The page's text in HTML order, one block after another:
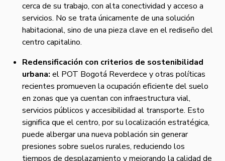
cerca de su trabajo, con alta conectividad y acceso a
servicios. No se trata únicamente de una solución
habitacional, sino de una pieza clave en el rediseño del
centro capitalino.
Redensificación con criterios de sostenibilidad
urbana: el POT Bogotá Reverdece y otras políticas
recientes promueven la ocupación eficiente del suelo
en zonas que ya cuentan con infraestructura vial,
servicios públicos y accesibilidad al transporte. Esto
significa que el centro, por su localización estratégica,
puede albergar una nueva población sin generar
presiones sobre suelos rurales, reduciendo los
tiempos de desplazamiento y mejorando la calidad de